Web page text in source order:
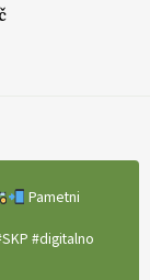
Pametni
#digitalno